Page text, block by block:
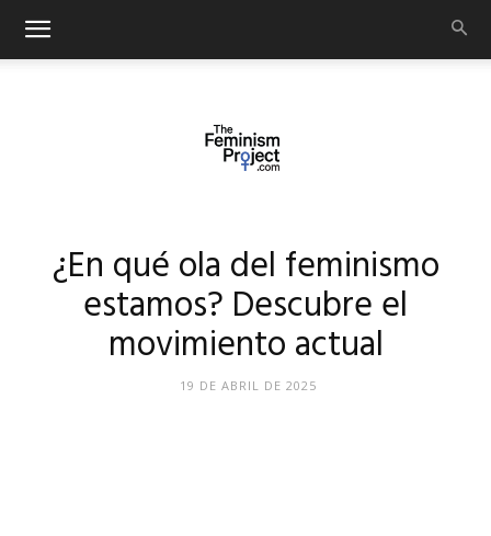
¿En qué ola del feminismo
estamos? Descubre el
movimiento actual
19 DE ABRIL DE 2025